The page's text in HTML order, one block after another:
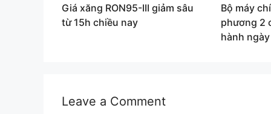
Giá xăng RON95-III giảm sâu
từ 15h chiều nay
Bộ máy
phương 2
hành
Leave a Comment